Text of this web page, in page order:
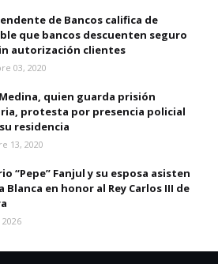
de Bancos califica de
que bancos descuenten seguro
autorización clientes
03, 2020
quien guarda prisión
protesta por presencia policial
residencia
13, 2020
“Pepe” Fanjul y su esposa asisten
Blanca en honor al Rey Carlos III de